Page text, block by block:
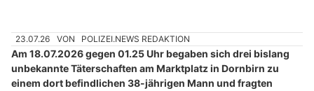
23.07.26 VON POLIZEI.NEWS REDAKTION
Am 18.07.2026 gegen 01.25 Uhr begaben sich drei bislang
unbekannte Täterschaften am Marktplatz in Dornbirn zu
einem dort befindlichen 38-jährigen Mann und fragten